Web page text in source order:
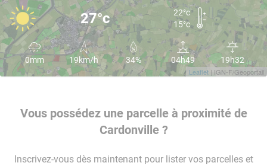
Leaflet | IGN-F/Geoportail
27°c
22°c
15°c
0mm 19km/h 34% 04h49 19h32
Vous possédez une parcelle à proximité de
Cardonville ?
Inscrivez-vous dès maintenant pour lister vos parcelles et